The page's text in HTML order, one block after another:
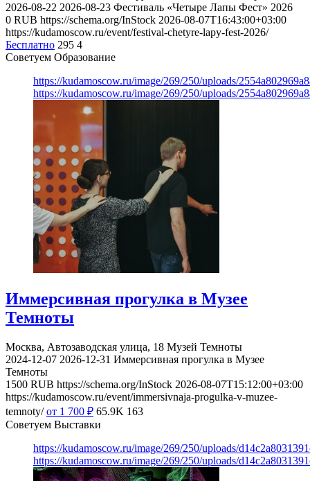
2026-08-22 2026-08-23 Фестиваль «Четыре Лапы Фест» 2026
0 RUB https://schema.org/InStock 2026-08-07T16:43:00+03:00
https://kudamoscow.ru/event/festival-chetyre-lapy-fest-2026/
Бесплатно 295 4
Советуем Образование
https://kudamoscow.ru/image/269/250/uploads/
https://kudamoscow.ru/image/269/250/uploads/
Иммерсивная прогулка в Музее
Темноты
Москва, Автозаводская улица, 18 Музей Темноты
2024-12-07 2026-12-31 Иммерсивная прогулка в Музее
Темноты
1500 RUB https://schema.org/InStock 2026-08-07T15:12:00+03:00
https://kudamoscow.ru/event/immersivnaja-progulka-v-muzee-
temnoty/ от 1 700 ₽ 65.9K 163
Советуем Выставки
https://kudamoscow.ru/image/269/250/uploads/
https://kudamoscow.ru/image/269/250/uploads/